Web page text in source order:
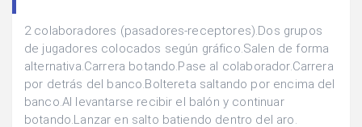
2 colaboradores (pasadores-receptores).Dos grupos
de jugadores colocados según gráfico.Salen de forma
alternativa.Carrera botando.Pase al colaborador.Carrera
por detrás del banco.Boltereta saltando por encima del
banco.Al levantarse recibir el balón y continuar
botando.Lanzar en salto batiendo dentro del aro.